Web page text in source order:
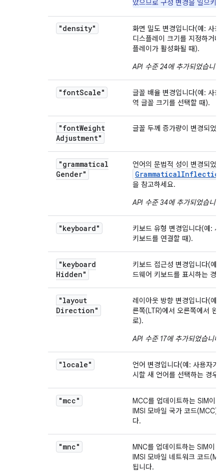
았으므로 구성 변경을 일으키
"density"
화면 밀도 변경입니다(예: 사용
디스플레이 크기를 지정하거나
플레이가 활성화될 때).
API 수준 24에 추가되었습니다
"fontScale"
글꼴 배율 변경입니다(예: 사용
역 글꼴 크기를 선택할 때).
"fontWeight
Adjustment"
글꼴 두께 증가량이 변경되었
"grammatical
Gender"
언어의 문법적 성이 변경되었
을 참고하세요.
API 수준 34에 추가되었습니다
"keyboard"
키보드 유형 변경입니다(예: 사
키보드를 연결할 때).
"keyboard
Hidden"
키보드 접근성 변경입니다(예:
드웨어 키보드를 표시하는 경
"layout
Direction"
레이아웃 방향 변경입니다(예:
른쪽(LTR)에서 오른쪽에서 왼
로).
API 수준 17에 추가되었습니다
"locale"
언어 변경입니다(예: 사용자가
시할 새 언어를 선택하는 경우).
"mcc"
MCC를 업데이트하는 SIM이
IMSI 모바일 국가 코드(MCC)
다.
"mnc"
MNC를 업데이트하는 SIM이
IMSI 모바일 네트워크 코드
됩니다.